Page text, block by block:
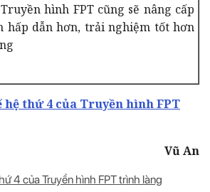
hình FPT cũng sẽ nâng cấp
hấp dẫn hơn, trải nghiệm tốt hơn
hệ thứ 4 của Truyền hình FPT
Vũ An
4 của Truyền hình FPT trình làng